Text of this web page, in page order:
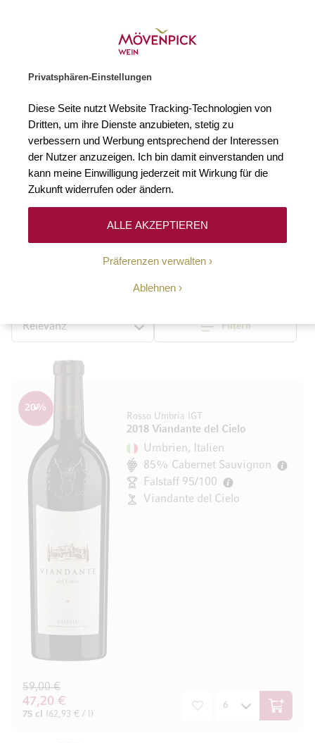
Privatsphären-Einstellungen
Diese Seite nutzt Website Tracking-Technologien von
Dritten, um ihre Dienste anzubieten, stetig zu
verbessern und Werbung entsprechend der Interessen
der Nutzer anzuzeigen. Ich bin damit einverstanden und
kann meine Einwilligung jederzeit mit Wirkung für die
Zukunft widerrufen oder ändern.
Präferenzen verwalten
Ablehnen
ALLE AKZEPTIEREN
Viandante del Cielo (3)
Mit seinen Star-Wars- und Indiana-Jones-Filmen ist George Lucas
schon vor langer Zeit zur Legende geworden. Abseits von Hollywood
und Produzenten; sein Unternehmen Skywalker Wines ist in
Kalifornien schon seit Jahrzehnten äußerst erfolgreich. Mit dem
über die Anlage der Rebberge bis zum Geschmack der Weine ist hier
Filtern
Sortieren
Rosso Umbria IGT
2018 Viandante del Cielo
20%
Umbrien, Italien
85% Cabernet Sauvignon
Falstaff 95/100
Viandante del Cielo
47,20 €
59,00 €
75 cl (62,93 € / l) In den